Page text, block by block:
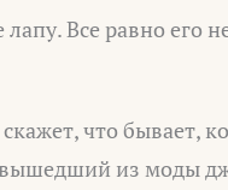
Все равно его
что бывает,
из моды